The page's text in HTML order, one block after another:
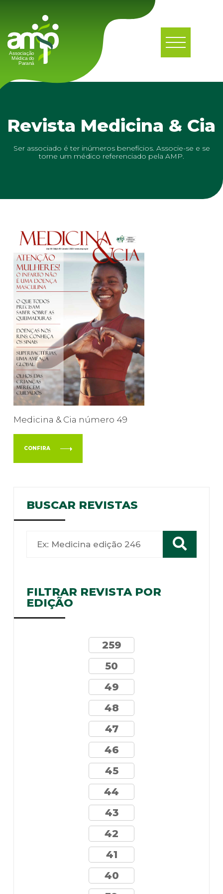
Revista Medicina & Cia
Ser associado é ter inúmeros benefícios. Associe-se e se
torne um médico referenciado pela AMP.
Medicina & Cia número 49
CONFIRA
BUSCAR REVISTAS
FILTRAR REVISTA POR
EDIÇÃO
259
50
49
48
47
46
45
44
43
42
41
40